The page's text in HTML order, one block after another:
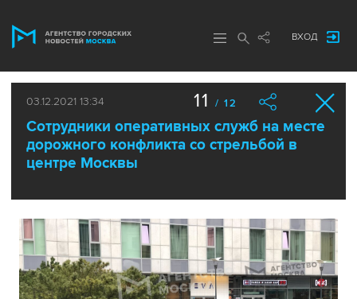
ВХОД
03.12.2021 13:34
Сотрудники оперативных служб на месте
дорожного конфликта со стрельбой в
центре Москвы
11 / 12